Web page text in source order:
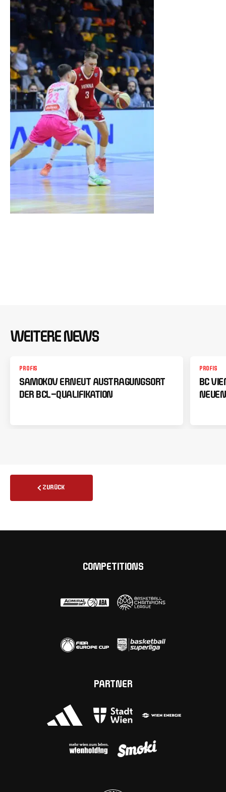
WEITERE NEWS
PROFIS
SAMOKOV ERNEUT AUSTRAGUNGSORT
DER BCL-QUALIFIKATION
PROFIS
BC
ZURÜCK
COMPETITIONS
PARTNER